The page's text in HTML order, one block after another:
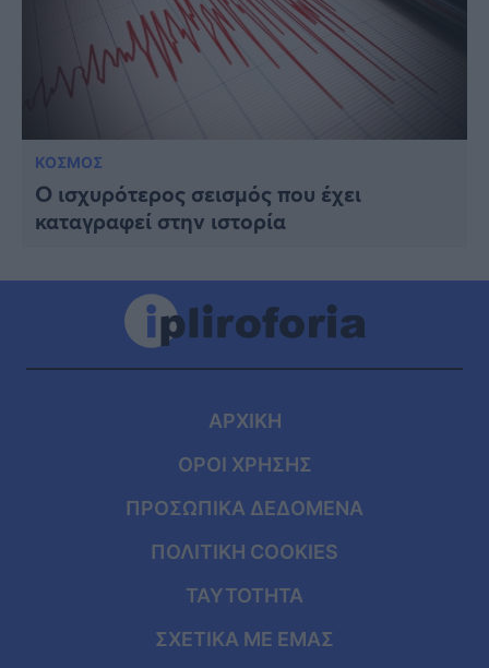
ΚΟΣΜΟΣ
Ο ισχυρότερος σεισμός που έχει
καταγραφεί στην ιστορία
ΑΡΧΙΚΗ
ΟΡΟΙ ΧΡΗΣΗΣ
ΠΡΟΣΩΠΙΚΑ ΔΕΔΟΜΕΝΑ
ΠΟΛΙΤΙΚΗ COOKIES
ΤΑΥΤΟΤΗΤΑ
ΣΧΕΤΙΚΑ ΜΕ ΕΜΑΣ